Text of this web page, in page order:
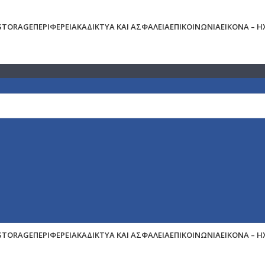
ΠΕΡΙΦΕΡΕΙΑΚΆΔΊΚΤΥΑ ΚΑΙ ΑΣΦΆΛΕΙΑΕΠΙΚΟΙΝΩΝΊΑΕΙΚΌΝΑ –
ΠΕΡΙΦΕΡΕΙΑΚΆΔΊΚΤΥΑ ΚΑΙ ΑΣΦΆΛΕΙΑΕΠΙΚΟΙΝΩΝΊΑΕΙΚΌΝΑ –